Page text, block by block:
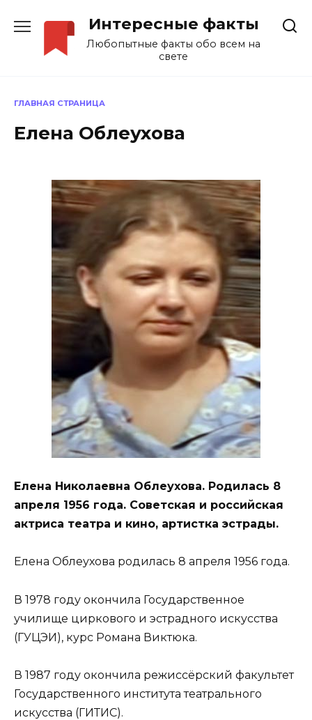
содержанию
Интересные факты
Любопытные факты обо всем на
свете
ГЛАВНАЯ СТРАНИЦА
Елена Облеухова
Елена Николаевна Облеухова. Родилась 8
апреля 1956 года. Советская и российская
актриса театра и кино, артистка эстрады.
Елена Облеухова родилась 8 апреля 1956 года.
В 1978 году окончила Государственное
училище циркового и эстрадного искусства
(ГУЦЭИ), курс Романа Виктюка.
В 1987 году окончила режиссёрский факультет
Государственного института театрального
искусства (ГИТИС).